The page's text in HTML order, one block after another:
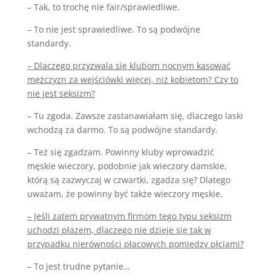
– Tak, to trochę nie fair/sprawiedliwe.
– To nie jest sprawiedliwe. To są podwójne
standardy.
– Dlaczego przyzwala się klubom nocnym kasować
mężczyzn za wejściówki więcej, niż kobietom? Czy to
nie jest seksizm?
– Tu zgoda. Zawsze zastanawiałam się, dlaczego laski
wchodzą za darmo. To są podwójne standardy.
– Też się zgadzam. Powinny kluby wprowadzić
męskie wieczory, podobnie jak wieczory damskie,
którą są zazwyczaj w czwartki, zgadza się? Dlatego
uważam, że powinny być także wieczory męskie.
– Jeśli zatem prywatnym firmom tego typu seksizm
uchodzi płazem, dlaczego nie dzieje się tak w
przypadku nierówności płacowych pomiędzy płciami?
– To jest trudne pytanie…